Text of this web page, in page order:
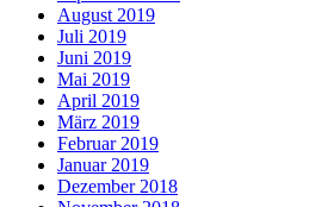
August 2019
Juli 2019
Juni 2019
Mai 2019
April 2019
März 2019
Februar 2019
Januar 2019
Dezember 2018